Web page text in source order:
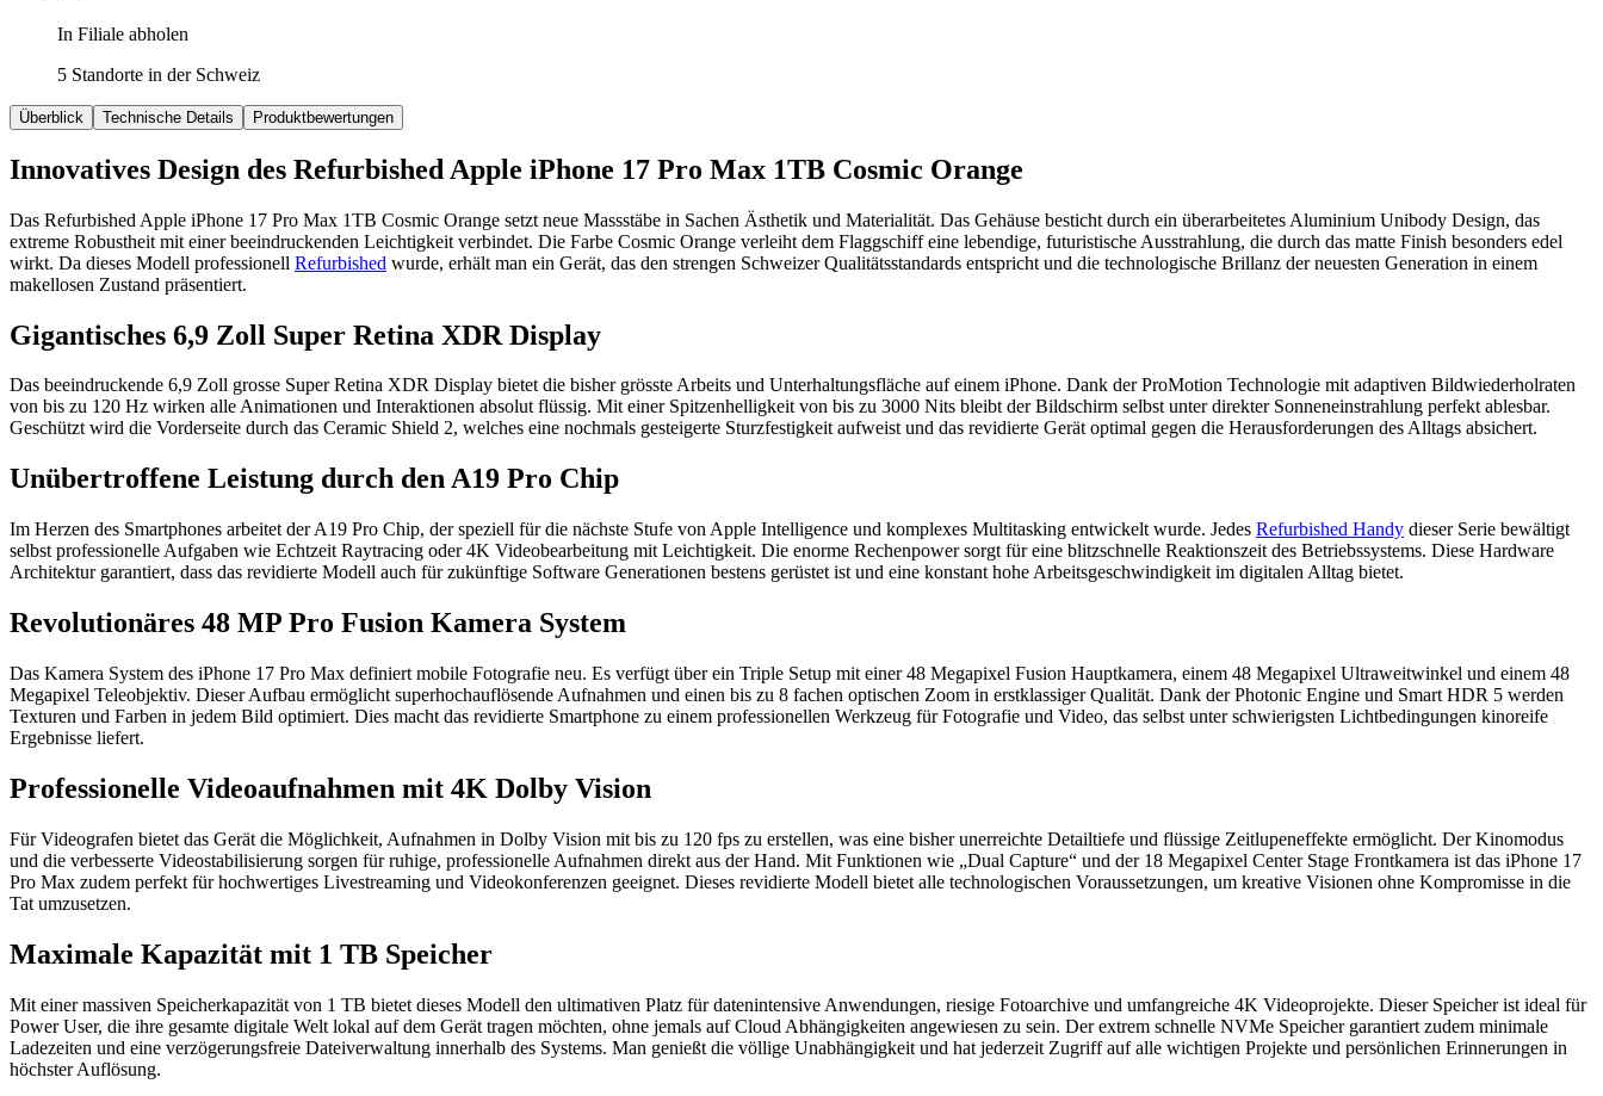
In Filiale abholen
5 Standorte in der Schweiz
Überblick Technische Details Produktbewertungen
Innovatives Design des Refurbished Apple iPhone 17 Pro Max 1TB Cosmic Orange
Das Refurbished Apple iPhone 17 Pro Max 1TB Cosmic Orange setzt neue Massstäbe in Sachen Ästhetik und Materialität. Das Gehäuse besticht durch ein überarbeitetes Aluminium Unibody Design, das
extreme Robustheit mit einer beeindruckenden Leichtigkeit verbindet. Die Farbe Cosmic Orange verleiht dem Flaggschiff eine lebendige, futuristische Ausstrahlung, die durch das matte Finish besonders edel
wirkt. Da dieses Modell professionell Refurbished wurde, erhält man ein Gerät, das den strengen Schweizer Qualitätsstandards entspricht und die technologische Brillanz der neuesten Generation in einem
makellosen Zustand präsentiert.
Gigantisches 6,9 Zoll Super Retina XDR Display
Das beeindruckende 6,9 Zoll grosse Super Retina XDR Display bietet die bisher grösste Arbeits und Unterhaltungsfläche auf einem iPhone. Dank der ProMotion Technologie mit adaptiven Bildwiederholraten
von bis zu 120 Hz wirken alle Animationen und Interaktionen absolut flüssig. Mit einer Spitzenhelligkeit von bis zu 3000 Nits bleibt der Bildschirm selbst unter direkter Sonneneinstrahlung perfekt ablesbar.
Geschützt wird die Vorderseite durch das Ceramic Shield 2, welches eine nochmals gesteigerte Sturzfestigkeit aufweist und das revidierte Gerät optimal gegen die Herausforderungen des Alltags absichert.
Unübertroffene Leistung durch den A19 Pro Chip
Im Herzen des Smartphones arbeitet der A19 Pro Chip, der speziell für die nächste Stufe von Apple Intelligence und komplexes Multitasking entwickelt wurde. Jedes Refurbished Handy dieser Serie bewältigt
selbst professionelle Aufgaben wie Echtzeit Raytracing oder 4K Videobearbeitung mit Leichtigkeit. Die enorme Rechenpower sorgt für eine blitzschnelle Reaktionszeit des Betriebssystems. Diese Hardware
Architektur garantiert, dass das revidierte Modell auch für zukünftige Software Generationen bestens gerüstet ist und eine konstant hohe Arbeitsgeschwindigkeit im digitalen Alltag bietet.
Revolutionäres 48 MP Pro Fusion Kamera System
Das Kamera System des iPhone 17 Pro Max definiert mobile Fotografie neu. Es verfügt über ein Triple Setup mit einer 48 Megapixel Fusion Hauptkamera, einem 48 Megapixel Ultraweitwinkel und einem 48
Megapixel Teleobjektiv. Dieser Aufbau ermöglicht superhochauflösende Aufnahmen und einen bis zu 8 fachen optischen Zoom in erstklassiger Qualität. Dank der Photonic Engine und Smart HDR 5 werden
Texturen und Farben in jedem Bild optimiert. Dies macht das revidierte Smartphone zu einem professionellen Werkzeug für Fotografie und Video, das selbst unter schwierigsten Lichtbedingungen kinoreife
Ergebnisse liefert.
Professionelle Videoaufnahmen mit 4K Dolby Vision
Für Videografen bietet das Gerät die Möglichkeit, Aufnahmen in Dolby Vision mit bis zu 120 fps zu erstellen, was eine bisher unerreichte Detailtiefe und flüssige Zeitlupeneffekte ermöglicht. Der Kinomodus
und die verbesserte Videostabilisierung sorgen für ruhige, professionelle Aufnahmen direkt aus der Hand. Mit Funktionen wie „Dual Capture“ und der 18 Megapixel Center Stage Frontkamera ist das iPhone 17
Pro Max zudem perfekt für hochwertiges Livestreaming und Videokonferenzen geeignet. Dieses revidierte Modell bietet alle technologischen Voraussetzungen, um kreative Visionen ohne Kompromisse in die
Tat umzusetzen.
Maximale Kapazität mit 1 TB Speicher
Mit einer massiven Speicherkapazität von 1 TB bietet dieses Modell den ultimativen Platz für datenintensive Anwendungen, riesige Fotoarchive und umfangreiche 4K Videoprojekte. Dieser Speicher ist ideal für
Power User, die ihre gesamte digitale Welt lokal auf dem Gerät tragen möchten, ohne jemals auf Cloud Abhängigkeiten angewiesen zu sein. Der extrem schnelle NVMe Speicher garantiert zudem minimale
Ladezeiten und eine verzögerungsfreie Dateiverwaltung innerhalb des Systems. Man genießt die völlige Unabhängigkeit und hat jederzeit Zugriff auf alle wichtigen Projekte und persönlichen Erinnerungen in
höchster Auflösung.